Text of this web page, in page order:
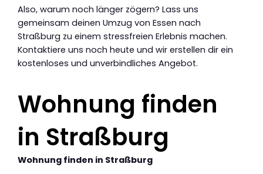
Also, warum noch länger zögern? Lass uns
gemeinsam deinen Umzug von Essen nach
Straßburg zu einem stressfreien Erlebnis machen.
Kontaktiere uns noch heute und wir erstellen dir ein
kostenloses und unverbindliches Angebot.
Wohnung finden
in Straßburg
Wohnung finden in Straßburg